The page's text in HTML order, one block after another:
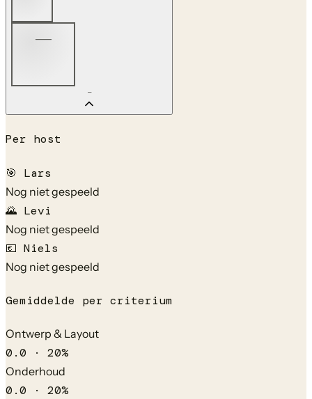
—
—
Per host
🎯 Lars
Nog niet gespeeld
🌄 Levi
Nog niet gespeeld
💶 Niels
Nog niet gespeeld
Gemiddelde per criterium
Ontwerp & Layout
0.0 · 20%
Onderhoud
0.0 · 20%